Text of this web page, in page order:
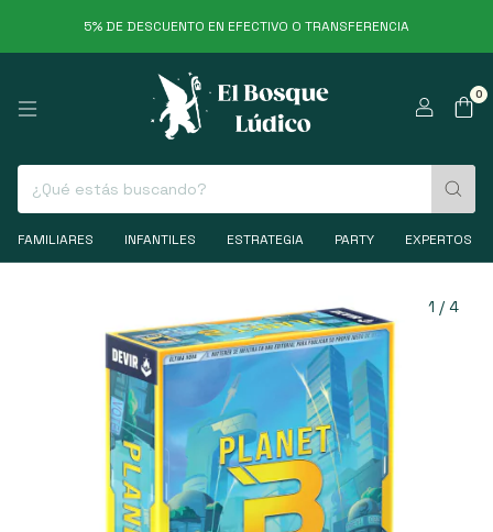
5% DE DESCUENTO EN EFECTIVO O TRANSFERENCIA
0
FAMILIARES INFANTILES ESTRATEGIA PARTY EXPERTOS
1 / 4